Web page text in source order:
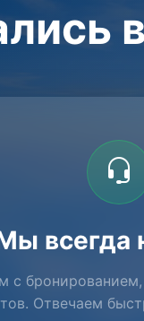
всегда
с бронированием,
Отвечаем